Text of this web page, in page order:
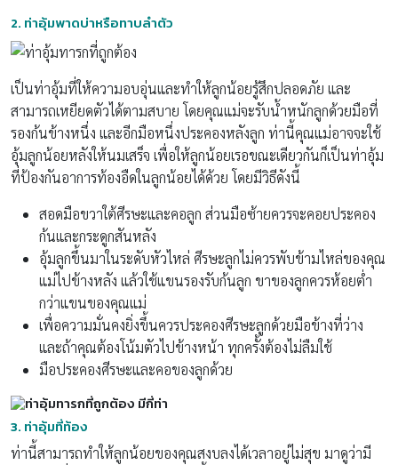
2. ท่าอุ้มพาดบ่าหรือทาบลำตัว
เป็นท่าอุ้มที่ให้ความอบอุ่นและทำให้ลูกน้อยรู้สึกปลอดภัย และ
สามารถเหยียดตัวได้ตามสบาย โดยคุณแม่จะรับน้ำหนักลูกด้วยมือที่
รองก้นข้างหนึ่ง และอีกมือหนึ่งประคองหลังลูก ท่านี้คุณแม่อาจจะใช้
อุ้มลูกน้อยหลังให้นมเสร็จ เพื่อให้ลูกน้อยเรอขณะเดียวกันก็เป็นท่าอุ้ม
ที่ป้องกันอาการท้องอืดในลูกน้อยได้ด้วย โดยมีวิธีดังนี้
สอดมือขวาใต้ศีรษะและคอลูก ส่วนมือซ้ายควรจะคอยประคอง
ก้นและกระดูกสันหลัง
อุ้มลูกขึ้นมาในระดับหัวไหล่ ศีรษะลูกไม่ควรพับข้ามไหล่ของคุณ
แม่ไปข้างหลัง แล้วใช้แขนรองรับก้นลูก ขาของลูกควรห้อยต่ำ
กว่าแขนของคุณแม่
เพื่อความมั่นคงยิ่งขึ้นควรประคองศีรษะลูกด้วยมือข้างที่ว่าง
และถ้าคุณต้องโน้มตัวไปข้างหน้า ทุกครั้งต้องไม่ลืมใช้
มือประคองศีรษะและคอของลูกด้วย
3. ท่าอุ้มที่ท้อง
ท่านี้สามารถทำให้ลูกน้อยของคุณสงบลงได้เวลาอยู่ไม่สุข มาดูว่ามี